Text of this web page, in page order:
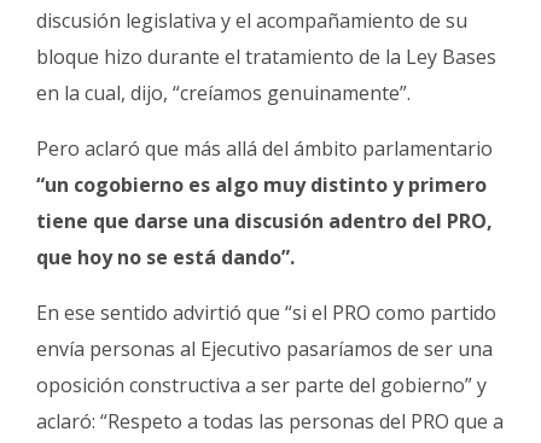
discusión legislativa y el acompañamiento de su
bloque hizo durante el tratamiento de la Ley Bases
en la cual, dijo, “creíamos genuinamente”.
Pero aclaró que más allá del ámbito parlamentario
“un cogobierno es algo muy distinto y primero
tiene que darse una discusión adentro del PRO,
que hoy no se está dando”.
En ese sentido advirtió que “si el PRO como partido
envía personas al Ejecutivo pasaríamos de ser una
oposición constructiva a ser parte del gobierno” y
aclaró: “Respeto a todas las personas del PRO que a